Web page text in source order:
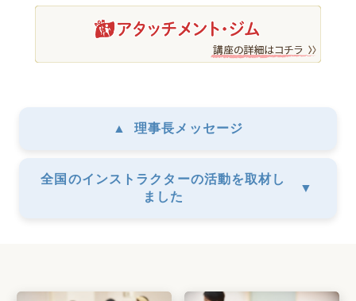
▲ 理事長メッセージ
全国のインストラクターの活動を取材し
ました
▼